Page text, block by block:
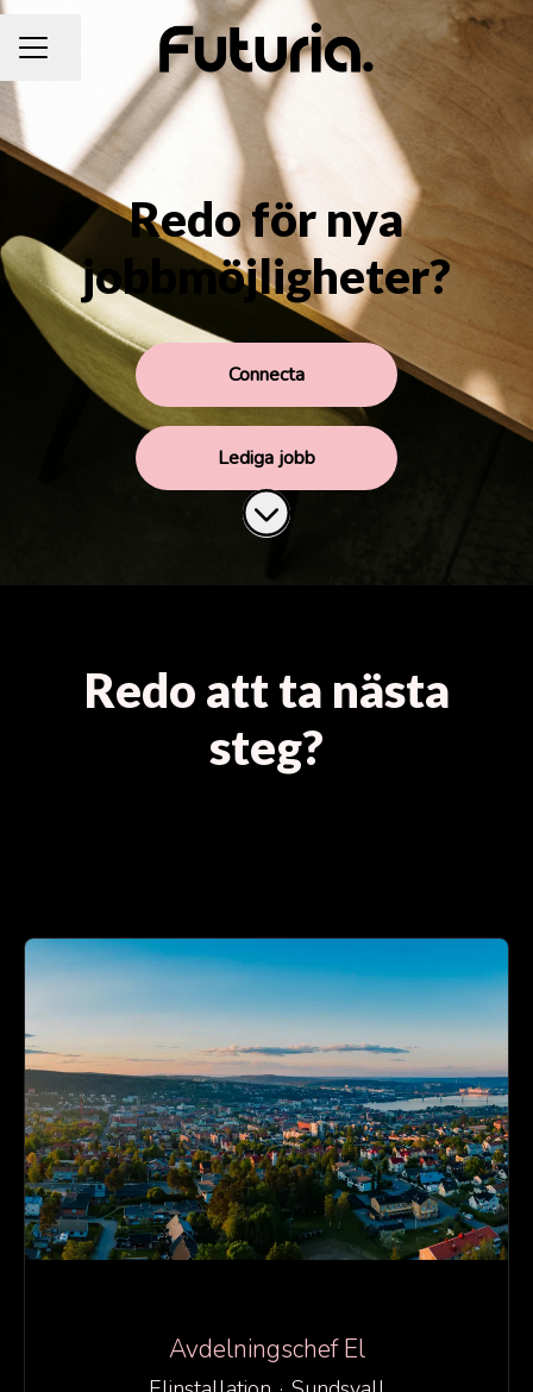
KARRIÄRMENY
Dela sidan
Redo för nya
jobbmöjligheter?
Connecta
Lediga jobb
Skrolla för mer innehåll
Redo att ta nästa
steg?
Avdelningschef El